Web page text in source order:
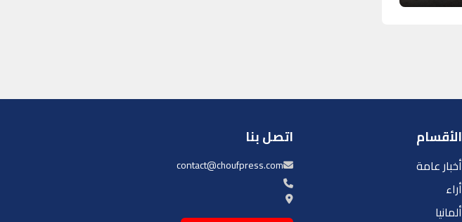
الأقسام
أخبار عامة
أراء
ألمانيا
اتصل بنا
contact@choufpress.com